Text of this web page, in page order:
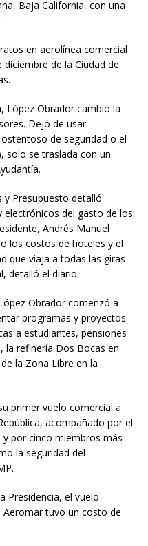
Baja California, con una
en aerolínea comercial
de la Ciudad de
López Obrador cambió la
Dejó de usar
de seguridad o el
solo se traslada con un
y Presupuesto detalló
del gasto de los
Andrés Manuel
los costos de hoteles y el
que viaja a todas las giras
detalló el diario.
Obrador comenzó a
programas y proyectos
a estudiantes, pensiones
la refinería Dos Bocas en
la Zona Libre en la
primer vuelo comercial a
acompañado por el
por cinco miembros más
la seguridad del
Presidencia, el vuelo
Aeromar tuvo un costo de